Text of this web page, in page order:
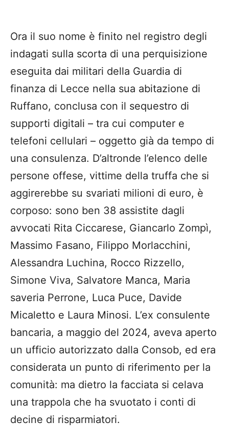
Ora il suo nome è finito nel registro degli
indagati sulla scorta di una perquisizione
eseguita dai militari della Guardia di
finanza di Lecce nella sua abitazione di
Ruffano, conclusa con il sequestro di
supporti digitali – tra cui computer e
telefoni cellulari – oggetto già da tempo di
una consulenza. D’altronde l’elenco delle
persone offese, vittime della truffa che si
aggirerebbe su svariati milioni di euro, è
corposo: sono ben 38 assistite dagli
avvocati Rita Ciccarese, Giancarlo Zompì,
Massimo Fasano, Filippo Morlacchini,
Alessandra Luchina, Rocco Rizzello,
Simone Viva, Salvatore Manca, Maria
saveria Perrone, Luca Puce, Davide
Micaletto e Laura Minosi. L’ex consulente
bancaria, a maggio del 2024, aveva aperto
un ufficio autorizzato dalla Consob, ed era
considerata un punto di riferimento per la
comunità: ma dietro la facciata si celava
una trappola che ha svuotato i conti di
decine di risparmiatori.